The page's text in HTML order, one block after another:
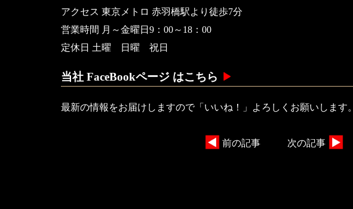
アクセス 東京メトロ 赤羽橋駅より徒歩7分
営業時間 月～金曜日9：00～18：00
定休日 土曜 日曜 祝日
当社 FaceBookページ はこちら
最新の情報をお届けしますので「いいね！」よろしくお願いします。
前の記事 次の記事